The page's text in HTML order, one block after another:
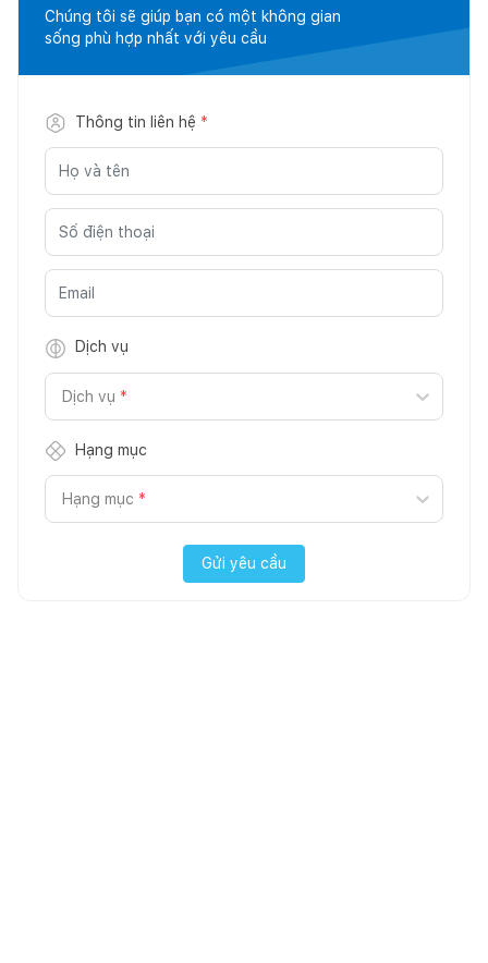
Chúng tôi sẽ giúp bạn có một không gian
sống phù hợp nhất với yêu cầu
Thông tin liên hệ *
Dịch vụ
Dịch vụ *
Hạng mục
Hạng mục *
Gửi yêu cầu